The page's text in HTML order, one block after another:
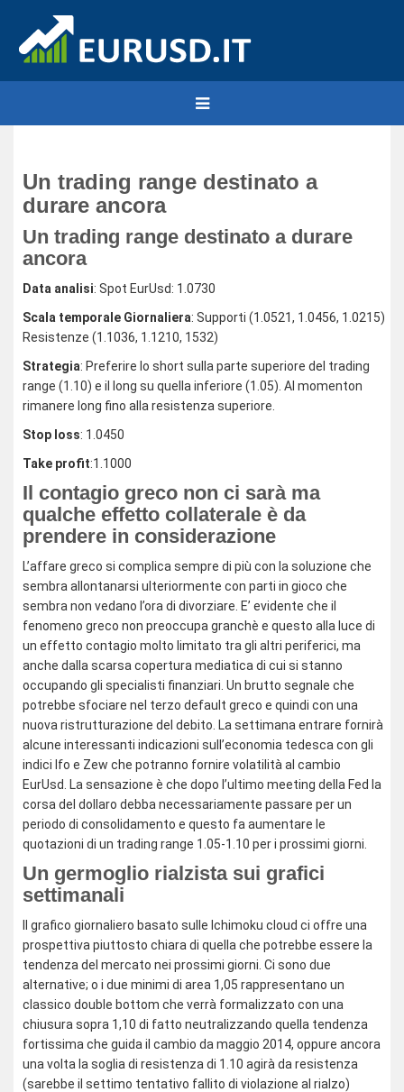
Un trading range destinato a
durare ancora
Un trading range destinato a durare
ancora
Data analisi: Spot EurUsd: 1.0730
Scala temporale Giornaliera: Supporti (1.0521, 1.0456, 1.0215)
Resistenze (1.1036, 1.1210, 1532)
Strategia: Preferire lo short sulla parte superiore del trading
range (1.10) e il long su quella inferiore (1.05). Al momenton
rimanere long fino alla resistenza superiore.
Stop loss: 1.0450
Take profit:1.1000
Il contagio greco non ci sarà ma
qualche effetto collaterale è da
prendere in considerazione
L’affare greco si complica sempre di più con la soluzione che
sembra allontanarsi ulteriormente con parti in gioco che
sembra non vedano l’ora di divorziare. E’ evidente che il
fenomeno greco non preoccupa granchè e questo alla luce di
un effetto contagio molto limitato tra gli altri periferici, ma
anche dalla scarsa copertura mediatica di cui si stanno
occupando gli specialisti finanziari. Un brutto segnale che
potrebbe sfociare nel terzo default greco e quindi con una
nuova ristrutturazione del debito. La settimana entrare fornirà
alcune interessanti indicazioni sull’economia tedesca con gli
indici Ifo e Zew che potranno fornire volatilità al cambio
EurUsd. La sensazione è che dopo l’ultimo meeting della Fed la
corsa del dollaro debba necessariamente passare per un
periodo di consolidamento e questo fa aumentare le
quotazioni di un trading range 1.05-1.10 per i prossimi giorni.
Un germoglio rialzista sui grafici
settimanali
Il grafico giornaliero basato sulle Ichimoku cloud ci offre una
prospettiva piuttosto chiara di quella che potrebbe essere la
tendenza del mercato nei prossimi giorni. Ci sono due
alternative; o i due minimi di area 1,05 rappresentano un
classico double bottom che verrà formalizzato con una
chiusura sopra 1,10 di fatto neutralizzando quella tendenza
fortissima che guida il cambio da maggio 2014, oppure ancora
una volta la soglia di resistenza di 1.10 agirà da resistenza
(sarebbe il settimo tentativo fallito di violazione al rialzo)